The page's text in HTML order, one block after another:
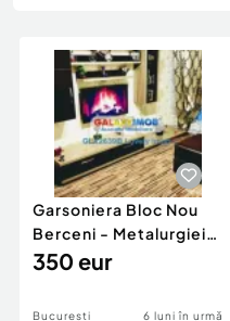
Servicii
Animale de companie
Afaceri și
Inchiriere Bunuri si
Utilaje agricole si
Piese auto si accesorii
Dacia Duster
Garsoniera Bloc Nou
Berceni - Metalurgiei
Park - Postalionul
350 eur
Bucuresti 6 luni în urmă